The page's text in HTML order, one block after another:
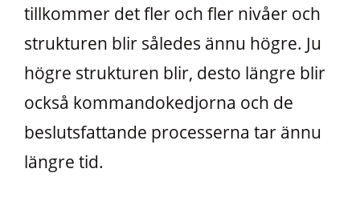
tillkommer det fler och fler nivåer och
strukturen blir således ännu högre. Ju
högre strukturen blir, desto längre blir
också kommandokedjorna och de
beslutsfattande processerna tar ännu
längre tid.